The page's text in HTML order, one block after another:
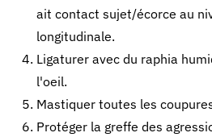
ait contact sujet/écorce au
longitudinale.
Ligaturer avec du raphia
l'oeil.
Mastiquer toutes les
Protéger la greffe des